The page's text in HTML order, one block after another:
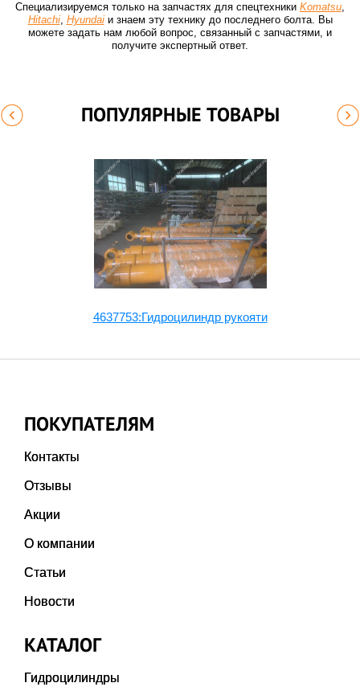
Специализируемся только на запчастях для спецтехники Komatsu,
Hitachi, Hyundaiи знаем эту технику до последнего болта. Вы
можете задать нам любой вопрос, связанный с запчастями, и
получите экспертный ответ.
ПОПУЛЯРНЫЕ ТОВАРЫ
4637753:Гидроцилиндр рукояти
ПОКУПАТЕЛЯМ
Контакты
Отзывы
Акции
О компании
Статьи
Новости
КАТАЛОГ
Гидроцилиндры